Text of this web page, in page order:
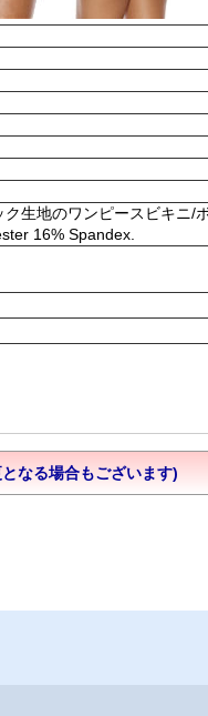
ク生地のワンピースビキニ/
16% Spandex.
なる場合もございます)